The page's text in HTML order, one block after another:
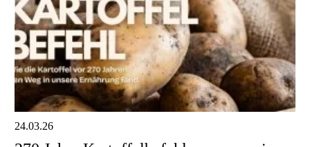
24.03.26